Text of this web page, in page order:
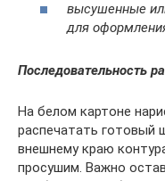
высушенные
для
Последовательность
На белом картоне
распечатать готовый
внешнему краю
просушим. Важно